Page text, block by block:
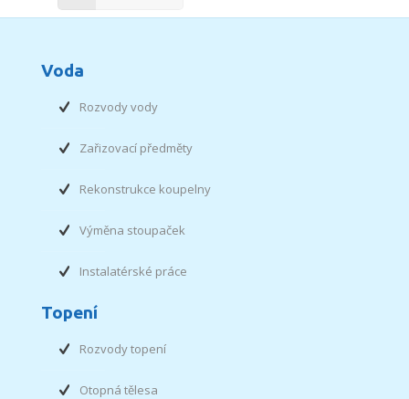
Voda
Rozvody vody
Zařizovací předměty
Rekonstrukce koupelny
Výměna stoupaček
Instalatérské práce
Topení
Rozvody topení
Otopná tělesa